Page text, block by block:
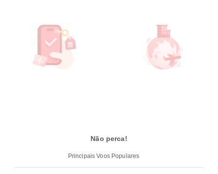
Não perca!
Principais Voos Populares